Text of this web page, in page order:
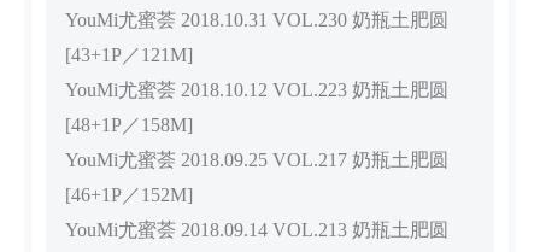
YouMi尤蜜荟 2018.10.31 VOL.230 奶瓶土肥圆
[43+1P／121M]
YouMi尤蜜荟 2018.10.12 VOL.223 奶瓶土肥圆
[48+1P／158M]
YouMi尤蜜荟 2018.09.25 VOL.217 奶瓶土肥圆
[46+1P／152M]
YouMi尤蜜荟 2018.09.14 VOL.213 奶瓶土肥圆